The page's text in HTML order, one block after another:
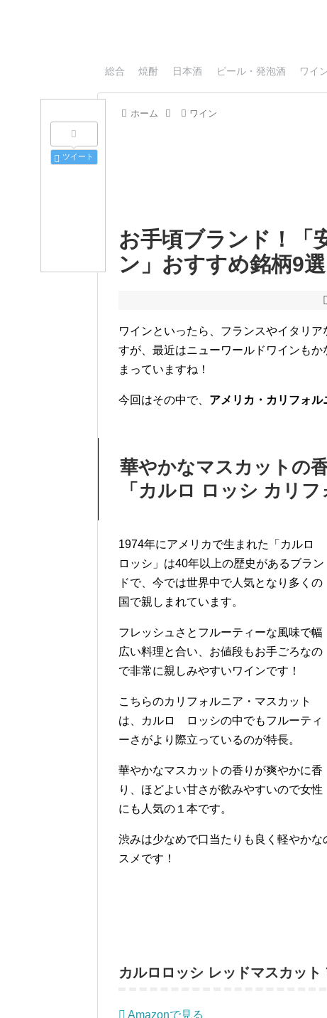
総合 焼酎 日本酒 ビール・発泡酒 ワイ
ホーム ワイン
ツイート
お手頃ブランド！「
ン」おすすめ銘柄9選
ワインといったら、フランスやイタリ
すが、最近はニューワールドワインも
まっていますね！
今回はその中で、 アメリカ・カリフォ
華やかなマスカットの
「カルロ ロッシ カリ
1974年にアメリカで生まれた「カルロ
ロッシ」は40年以上の歴史があるブラン
ドで、今では世界中で人気となり多くの
国で親しまれています。
フレッシュさとフルーティーな風味で幅
広い料理と合い、お値段もお手ごろなの
で非常に親しみやすいワインです！
こちらのカリフォルニア・マスカット
は、カルロ ロッシの中でもフルーティ
ーさがより際立っているのが特長。
華やかなマスカットの香りが爽やかに香
り、ほどよい甘さが飲みやすいので女性
にも人気の１本です。
渋みは少なめで口当たりも良く軽やか
スメです！
カルロロッシ レッドマスカット
Amazonで見る